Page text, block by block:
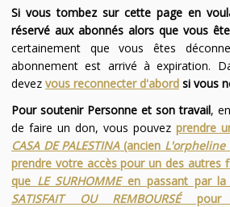
Si vous tombez sur cette page en
réservé aux abonnés alors que vous
certainement que vous êtes
abonnement est arrivé à expiration.
devez vous reconnecter d'abordsi vous
Pour soutenir Personne et son travail,
de faire un don, vous pouvez prendre
CASA DE PALESTINA(ancien L'orpheline
prendre votre accès pour un des autres
que LE SURHOMMEen passant par la
SATISFAIT OU REMBOURSÉpour